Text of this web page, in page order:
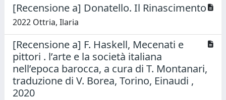
[Recensione a] Donatello. Il Rinascimento
2022 Ottria, Ilaria
[Recensione a] F. Haskell, Mecenati e
pittori . l’arte e la società italiana
nell’epoca barocca, a cura di T. Montanari,
traduzione di V. Borea, Torino, Einaudi ,
2020